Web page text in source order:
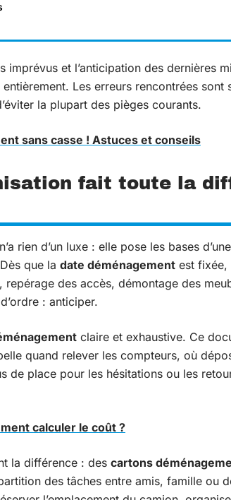
et l’anticipation des dernières
Les erreurs rencontrées sont
la plupart des pièges courants.
sans casse ! Astuces et conseils
fait toute la
rien d’un luxe : elle pose les bases
que la date déménagement est fixée,
, repérage des accès, démontage des
: anticiper.
claire et exhaustive. Ce
quand relever les compteurs, où
de place pour les hésitations ou les
calculer le coût ?
la différence : des cartons
des tâches entre amis, famille ou